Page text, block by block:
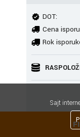
DOT:
Cena
Rok
Sajt